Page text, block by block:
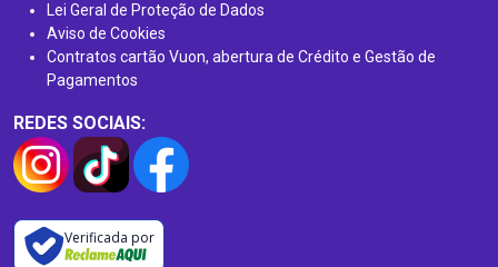
Lei Geral de Proteção de Dados
Aviso de Cookies
Contratos cartão Vuon, abertura de Crédito e Gestão de
Pagamentos
REDES SOCIAIS:
Verificada por